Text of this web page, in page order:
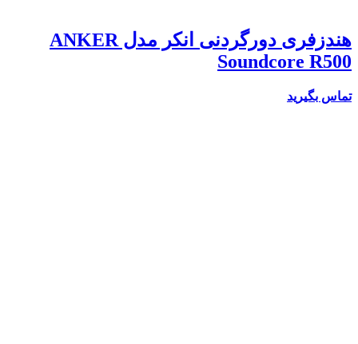
هندزفری دورگردنی انکر مدل ANKER
Soundcore R500
تماس بگیرید